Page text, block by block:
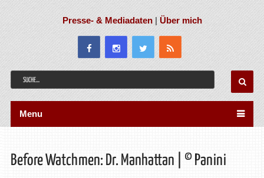
Presse- & Mediadaten|Über mich
Menu
Before Watchmen: Dr. Manhattan | © Panini